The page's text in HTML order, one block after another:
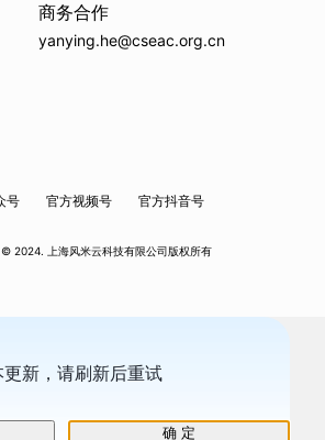
商务合作
yanying.he@cseac.org.cn
号 官方视频号 官方抖音号
2024. 上海风米云科技有限公司版权所有
新，请刷新后重试
确 定